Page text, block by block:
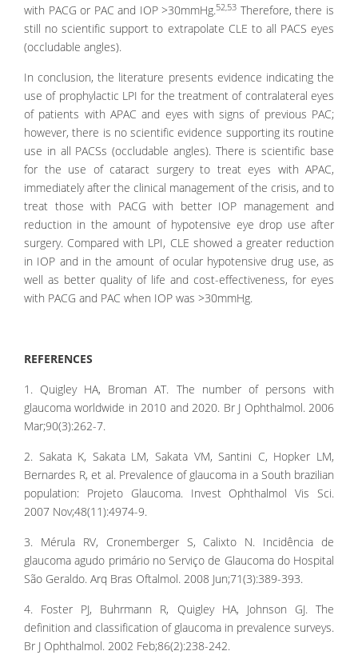
with PACG or PAC and IOP >30mmHg.52,53 Therefore, there is
still no scientific support to extrapolate CLE to all PACS eyes
(occludable angles).
In conclusion, the literature presents evidence indicating the
use of prophylactic LPI for the treatment of contralateral eyes
of patients with APAC and eyes with signs of previous PAC;
however, there is no scientific evidence supporting its routine
use in all PACSs (occludable angles). There is scientific base
for the use of cataract surgery to treat eyes with APAC,
immediately after the clinical management of the crisis, and to
treat those with PACG with better IOP management and
reduction in the amount of hypotensive eye drop use after
surgery. Compared with LPI, CLE showed a greater reduction
in IOP and in the amount of ocular hypotensive drug use, as
well as better quality of life and cost-effectiveness, for eyes
with PACG and PAC when IOP was >30mmHg.
REFERENCES
1. Quigley HA, Broman AT. The number of persons with
glaucoma worldwide in 2010 and 2020. Br J Ophthalmol. 2006
Mar;90(3):262-7.
2. Sakata K, Sakata LM, Sakata VM, Santini C, Hopker LM,
Bernardes R, et al. Prevalence of glaucoma in a South brazilian
population: Projeto Glaucoma. Invest Ophthalmol Vis Sci.
2007 Nov;48(11):4974-9.
3. Mérula RV, Cronemberger S, Calixto N. Incidência de
glaucoma agudo primário no Serviço de Glaucoma do Hospital
São Geraldo. Arq Bras Oftalmol. 2008 Jun;71(3):389-393.
4. Foster PJ, Buhrmann R, Quigley HA, Johnson GJ. The
definition and classification of glaucoma in prevalence surveys.
Br J Ophthalmol. 2002 Feb;86(2):238-242.